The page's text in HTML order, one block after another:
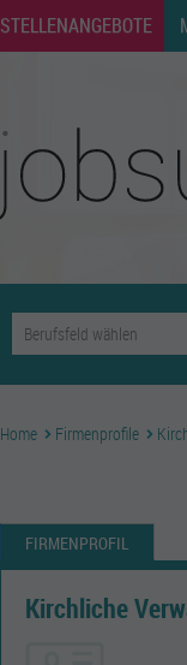
STELLENANGEBOTE
Home Firmenprofile
FIRMENPROFIL
Kirchliche